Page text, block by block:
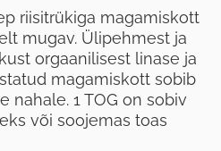
riisitrükiga magamiskott
mugav. Ülipehmest ja
orgaanilisest linase ja
magamiskott sobib
nahale. 1 TOG on sobiv
või soojemas toas